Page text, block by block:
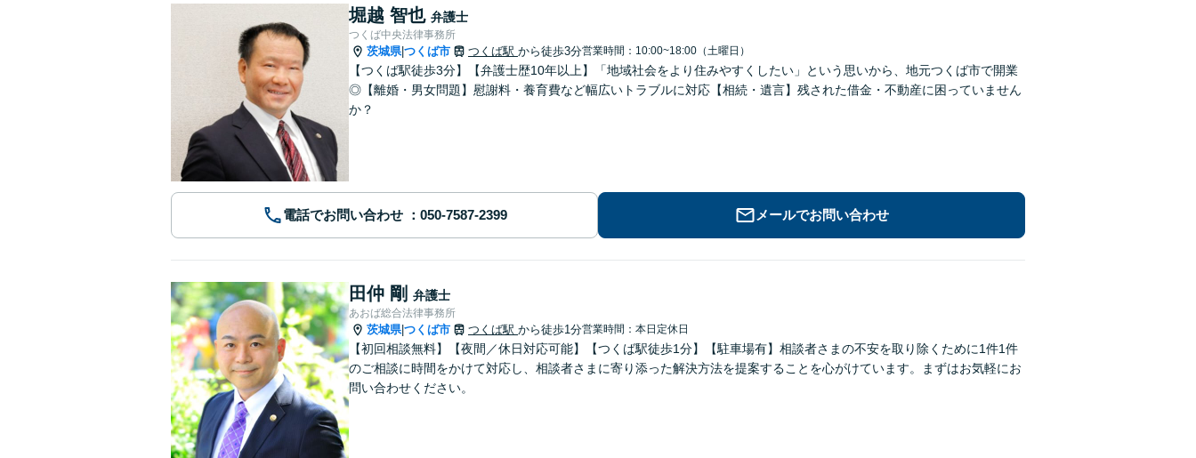
堀越 智也 弁護士
つくば中央法律事務所
茨城県|つくば市 つくば駅 から徒歩3分営業時間：10:00~18:00（土曜日）
【つくば駅徒歩3分】【弁護士歴10年以上】「地域社会をより住みやすくしたい」という思いから、地元つくば市で開業
◎【離婚・男女問題】慰謝料・養育費など幅広いトラブルに対応【相続・遺言】残された借金・不動産に困っていません
か？
電話でお問い合わせ メールでお問い合わせ
田仲 剛 弁護士
あおば総合法律事務所
茨城県|つくば市 つくば駅 から徒歩1分営業時間：本日定休日
【初回相談無料】【夜間／休日対応可能】【つくば駅徒歩1分】【駐車場有】相談者さまの不安を取り除くために1件1件
のご相談に時間をかけて対応し、相談者さまに寄り添った解決方法を提案することを心がけています。まずはお気軽にお
問い合わせください。